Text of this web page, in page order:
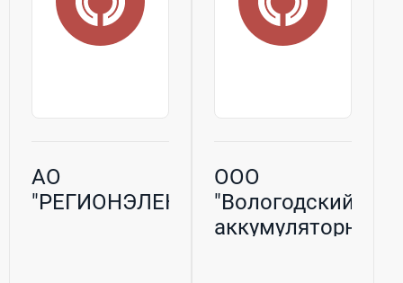
АО
"РЕГИОНЭЛЕКТРОКОМПЛЕКТ"
ООО
"Вологодский
аккумуляторный